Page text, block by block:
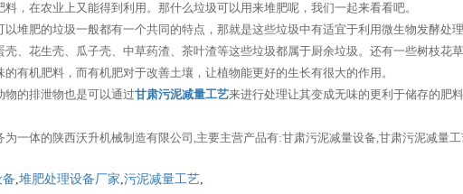
，在农业上又能得到利用。那什么垃圾可以用来堆肥呢，我们一起来看看吧。
以堆肥的垃圾一般都有一个共同的特点，那就是这些垃圾中有适宜于利用微生物发酵处
壳、花生壳、瓜子壳、中草药渣、茶叶渣等这些垃圾都属于厨余垃圾。还有一些树枝花
有机肥料，而有机肥对于改善土壤，让植物能更好的生长有很大的作用。
的排泄物也是可以通过甘肃污泥减量工艺来进行处理让其变成无味的更利于储存的肥料
为一体的陕西沃升机械制造有限公司,主要主营产品有:甘肃污泥减量设备,甘肃污泥减量
,堆肥处理设备厂家,污泥减量工艺,